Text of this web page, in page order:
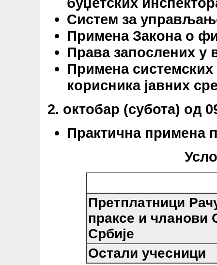
Систем за
Примена Закона о
Права запослених у
Примена
корисника јавних
2. октобар (субота) од
Практична примена
Претплатници
праксе и чланови
Србије
Остали учесници